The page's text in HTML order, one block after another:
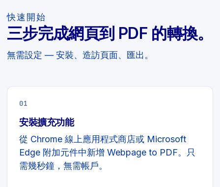
快速開始
三步完成網頁到 PDF 的轉換。
無需設定 — 安裝、造訪頁面、匯出。
01
安裝擴充功能
從 Chrome 線上應用程式商店或 Microsoft
Edge 附加元件中新增 Webpage to PDF。只
需幾秒鐘，無需帳戶。